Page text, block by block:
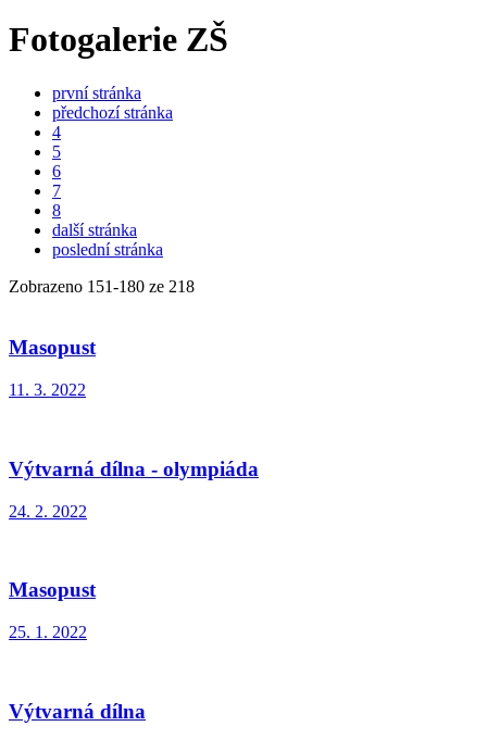
Fotogalerie ZŠ
první stránka
předchozí stránka
4
5
6
7
8
další stránka
poslední stránka
Zobrazeno 151-180 ze 218
Masopust
11. 3. 2022
Výtvarná dílna - olympiáda
24. 2. 2022
Masopust
25. 1. 2022
Výtvarná dílna